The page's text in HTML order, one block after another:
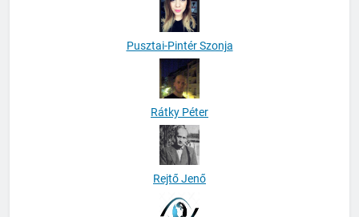
Pusztai-Pintér Szonja
Rátky Péter
Rejtő Jenő